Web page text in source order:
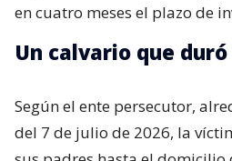
en cuatro meses el plazo de
Un calvario que
Según el ente persecutor,
del 7 de julio de 2026, la